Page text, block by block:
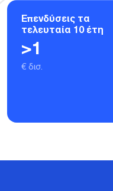
Επενδύσεις τα
τελευταία 10 έτη
>1
€ δισ.